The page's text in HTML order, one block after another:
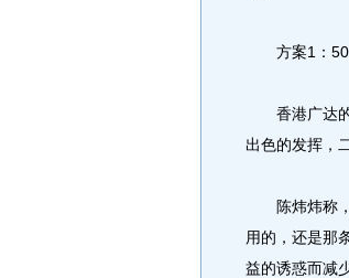
方案1：
香港广达的
出色的发挥，
陈炜炜称，
用的，还是那
益的诱惑而减